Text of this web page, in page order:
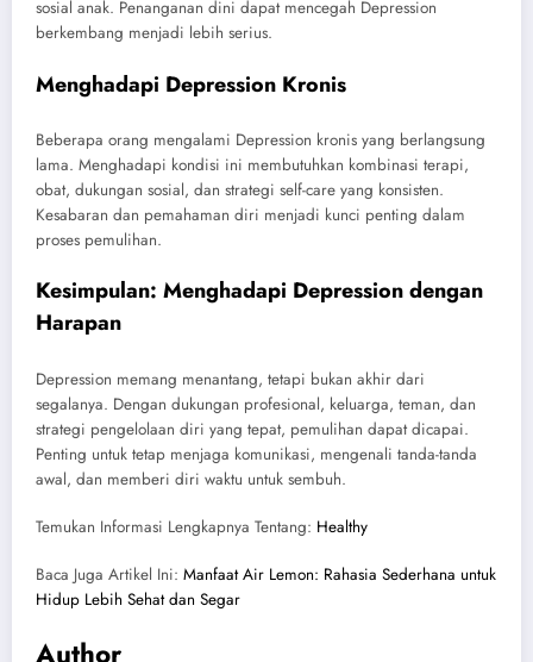
sosial anak. Penanganan dini dapat mencegah Depression
berkembang menjadi lebih serius.
Menghadapi Depression Kronis
Beberapa orang mengalami Depression kronis yang berlangsung
lama. Menghadapi kondisi ini membutuhkan kombinasi terapi,
obat, dukungan sosial, dan strategi self-care yang konsisten.
Kesabaran dan pemahaman diri menjadi kunci penting dalam
proses pemulihan.
Kesimpulan: Menghadapi Depression dengan
Harapan
Depression memang menantang, tetapi bukan akhir dari
segalanya. Dengan dukungan profesional, keluarga, teman, dan
strategi pengelolaan diri yang tepat, pemulihan dapat dicapai.
Penting untuk tetap menjaga komunikasi, mengenali tanda-tanda
awal, dan memberi diri waktu untuk sembuh.
Temukan Informasi Lengkapnya Tentang: Healthy
Baca Juga Artikel Ini: Manfaat Air Lemon: Rahasia Sederhana untuk
Hidup Lebih Sehat dan Segar
Author